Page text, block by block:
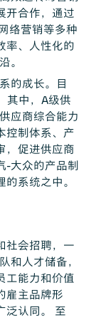
开合作，通过
络营销等多种
率、人性化的
。
的成长。目
其中，A级供
应商综合能力
控制体系、产
，促进供应商
-大众的产品制
系统之中。
社会招聘，一
和人才储备，
工能力和价值
雇主品牌形
泛认同。 至